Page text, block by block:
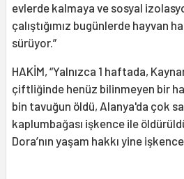
evlerde kalmaya ve sosyal
çalıştığımız bugünlerde hayvan
sürüyor.”
HAKİM, “Yalnızca 1 haftada,
çiftliğinde henüz bilinmeyen bir
bin tavuğun öldü, Alanya'da çok
kaplumbağası işkence ile
Dora’nın yaşam hakkı yine